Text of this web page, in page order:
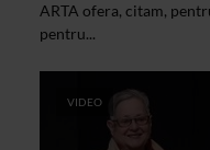
ARTA ofera, citam,
pentru...
VIDEO